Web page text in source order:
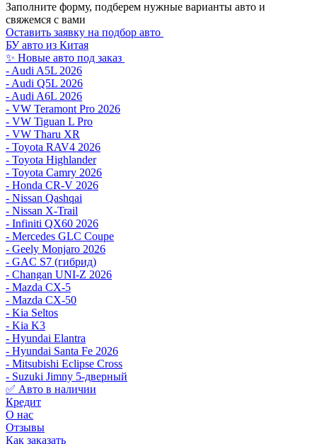
Заполните форму, подберем нужные варианты авто и
свяжемся с вами
Оставить заявку на подбор авто
БУ авто из Китая
✨ Новые авто под заказ
- Audi A5L 2026
- Audi Q5L 2026
- Audi A6L 2026
- VW Teramont Pro 2026
- VW Tiguan L Pro
- VW Tharu XR
- Toyota RAV4 2026
- Toyota Highlander
- Toyota Camry 2026
- Honda CR-V 2026
- Nissan Qashqai
- Nissan X-Trail
- Infiniti QX60 2026
- Mercedes GLC Coupe
- Geely Monjaro 2026
- GAC S7 (гибрид)
- Changan UNI-Z 2026
- Mazda CX-5
- Mazda CX-50
- Kia Seltos
- Kia K3
- Hyundai Elantra
- Hyundai Santa Fe 2026
- Mitsubishi Eclipse Cross
- Suzuki Jimny 5-дверный
✅ Авто в наличии
Кредит
О нас
Отзывы
Как заказать